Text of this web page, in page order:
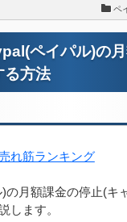
ペ
ペイパル)の
る方法
れ筋ランキング
の月額課金の停止(キ
します。